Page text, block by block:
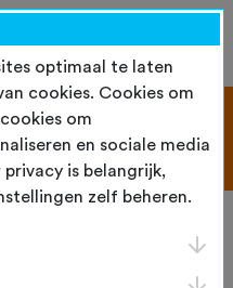
optimaal te laten
cookies. Cookies om
om
en sociale media
is belangrijk,
zelf beheren.